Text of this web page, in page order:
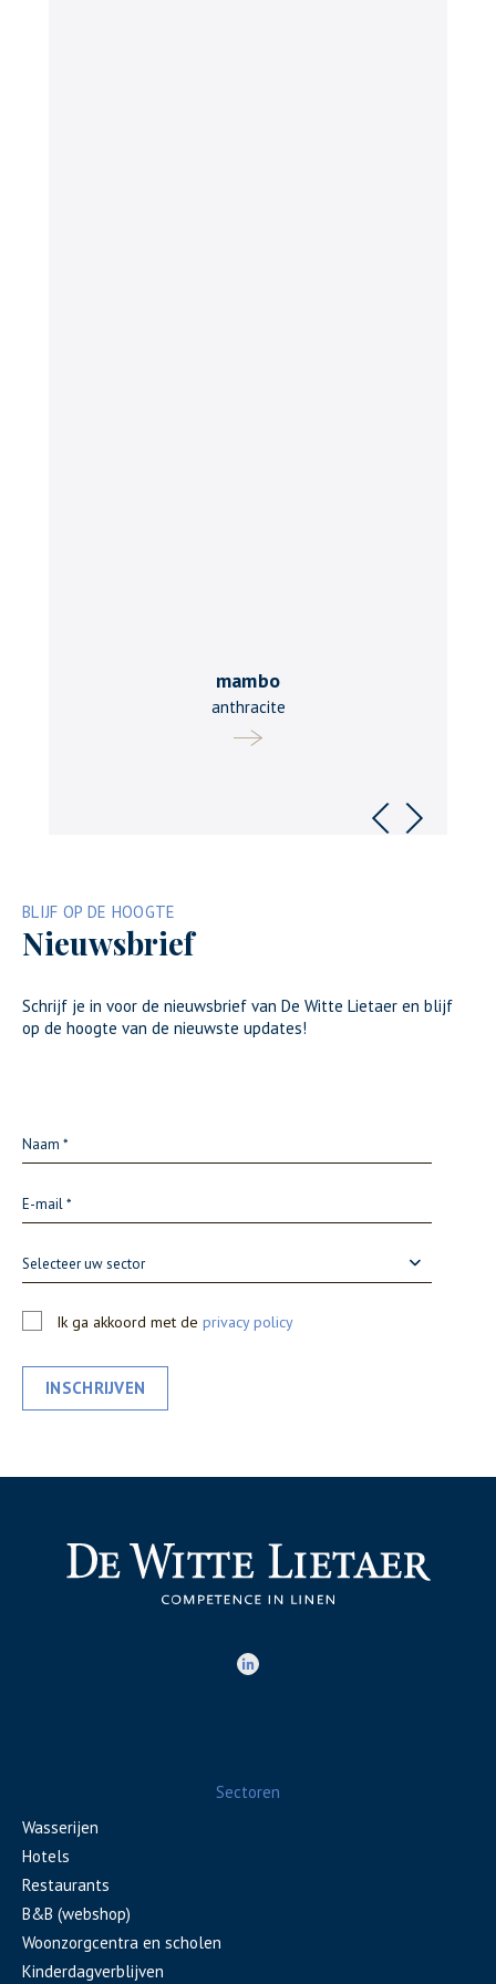
VorigeVolgende
mambo
anthracite
BLIJF OP DE HOOGTE
Nieuwsbrief
Schrijf je in voor de nieuwsbrief van De Witte Lietaer en blijf
op de hoogte van de nieuwste updates!
Selecteer uw sector
Ik ga akkoord met de privacy policy
INSCHRIJVEN
Sectoren
Wasserijen
Hotels
Restaurants
B&B (webshop)
Woonzorgcentra en scholen
Kinderdagverblijven